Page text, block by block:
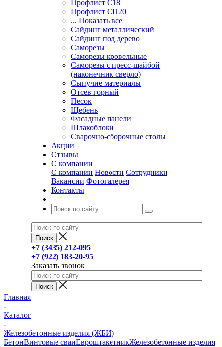
Профлист С18
Профлист СП20
... Показать все
Сайдинг металлический
Cайдинг под дерево
Саморезы
Саморезы кровельные
Саморезы с пресс-шайбой
(наконечник сверло)
Сыпучие материалы
Отсев горный
Песок
Щебень
Фасадные панели
Шлакоблоки
Сварочно-сборочные столы
Акции
Отзывы
О компании
О компании Новости Сотрудники
Вакансии Фотогалерея
Контакты
+7 (3435) 212-095
+7 (922) 183-20-95
Заказать звонок
Главная
-
Каталог
-
Железобетонные изделия (ЖБИ)
БетонВинтовые сваиЕвроштакетникЖелезобетонные изделия